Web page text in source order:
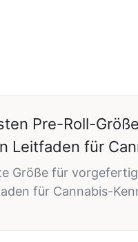
Pre-Roll-
Leitfaden für
Größe für
für Cannabis-
Genuss von